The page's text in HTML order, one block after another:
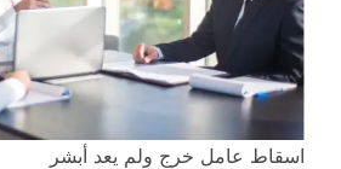
اسقاط عامل خرج ولم يعد أبشر